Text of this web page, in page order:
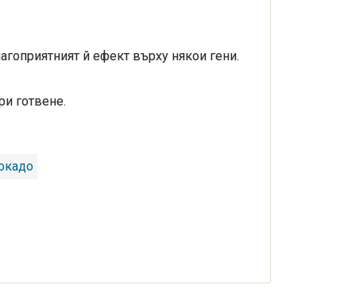
й ефект върху някои гени.
готвене.